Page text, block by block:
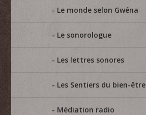
Le monde selon Gwéna
Le sonorologue
Les lettres sonores
Les Sentiers du bien-être
Médiation radio